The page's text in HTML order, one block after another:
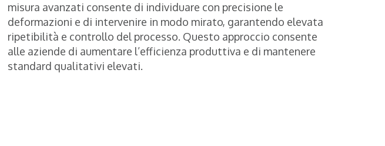
misura avanzati consente di individuare con precisione le
deformazioni e di intervenire in modo mirato, garantendo elevata
ripetibilità e controllo del processo. Questo approccio consente
alle aziende di aumentare l’efficienza produttiva e di mantenere
standard qualitativi elevati.